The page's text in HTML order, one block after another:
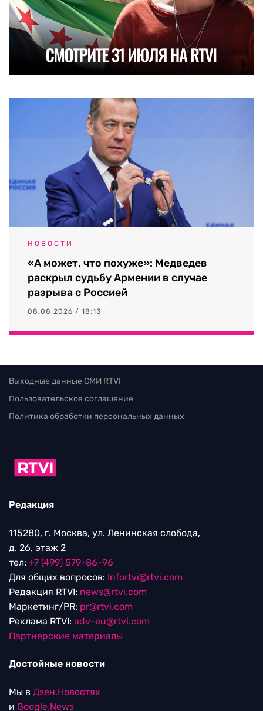
НОВОСТИ
«А может, что похуже»: Медведев
раскрыл судьбу Армении в случае
разрыва с Россией
08.08.2026 / 18:13
Выходные данные СМИ RTVI
Пользовательское соглашение
Политика обработки персональных данных
Редакция
115280, г. Москва, ул. Ленинская слобода,
д. 26, этаж 2
тел: +7 (499) 579-86-96
Для общих вопросов: Infortvi@rtvi.com
Редакция RTVI: news@rtvi.com
Маркетинг/PR: pr@rtvi.com
Реклама RTVI: adv-eu@rtvi.com
Партнерские материалы
Достойные новости
Мы в Дзен.Новостях
и Google.News